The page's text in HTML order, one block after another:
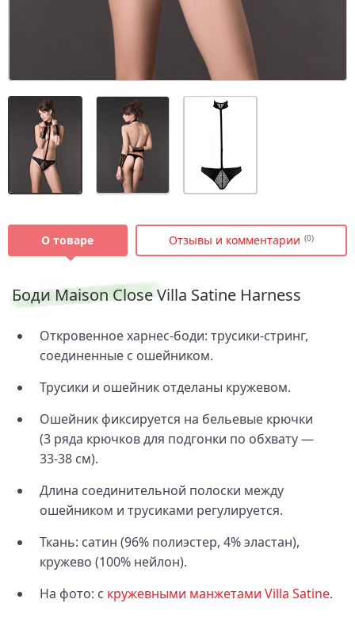
О товаре Отзывы и комментарии (0)
Боди Maison Close Villa Satine Harness
Откровенное харнес‑боди: трусики‑стринг,
соединенные с ошейником.
Трусики и ошейник отделаны кружевом.
Ошейник фиксируется на бельевые крючки
(3 ряда крючков для подгонки по обхвату —
33‑38 см).
Длина соединительной полоски между
ошейником и трусиками регулируется.
Ткань: сатин (96% полиэстер, 4% эластан),
кружево (100% нейлон).
На фото: с кружевными манжетами Villa Satine.